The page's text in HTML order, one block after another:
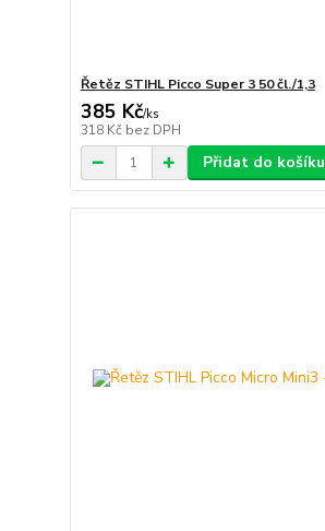
Řetěz STIHL Picco Super 3 50 čl./1,3
385 Kč/ks
318 Kč bez DPH
Přidat do košíku